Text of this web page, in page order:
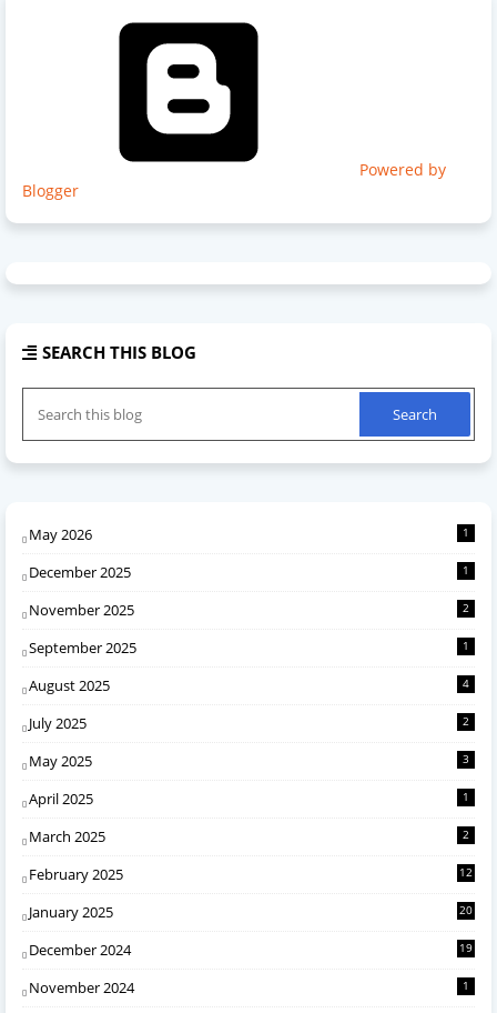
Powered by
Blogger
SEARCH THIS BLOG
May 2026 1
December 2025 1
November 2025 2
September 2025 1
August 2025 4
July 2025 2
May 2025 3
April 2025 1
March 2025 2
February 2025 12
January 2025 20
December 2024 19
November 2024 1